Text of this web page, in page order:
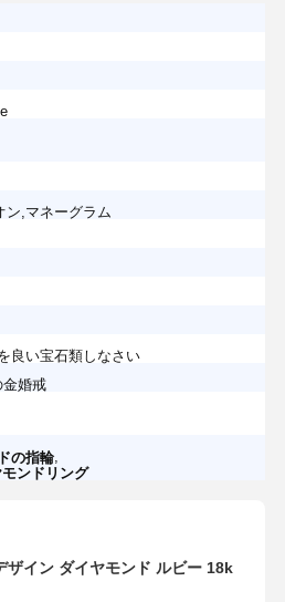
ン,マネーグラム
良い宝石類しなさい
金婚戒
の指輪,
ンドリング
ザイン ダイヤモンド ルビー 18k